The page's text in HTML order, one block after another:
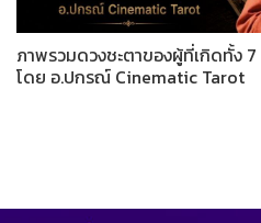
ภาพรวมดวงชะตาของผู้ที่เกิดทั้ง
โดย อ.ปกรณ์ Cinematic Tarot